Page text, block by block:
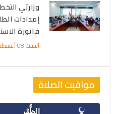
وزارتي
إمدادات
فاتورة
السبت 08 أغسطس 2026-10:35
مواقيت الصلاة